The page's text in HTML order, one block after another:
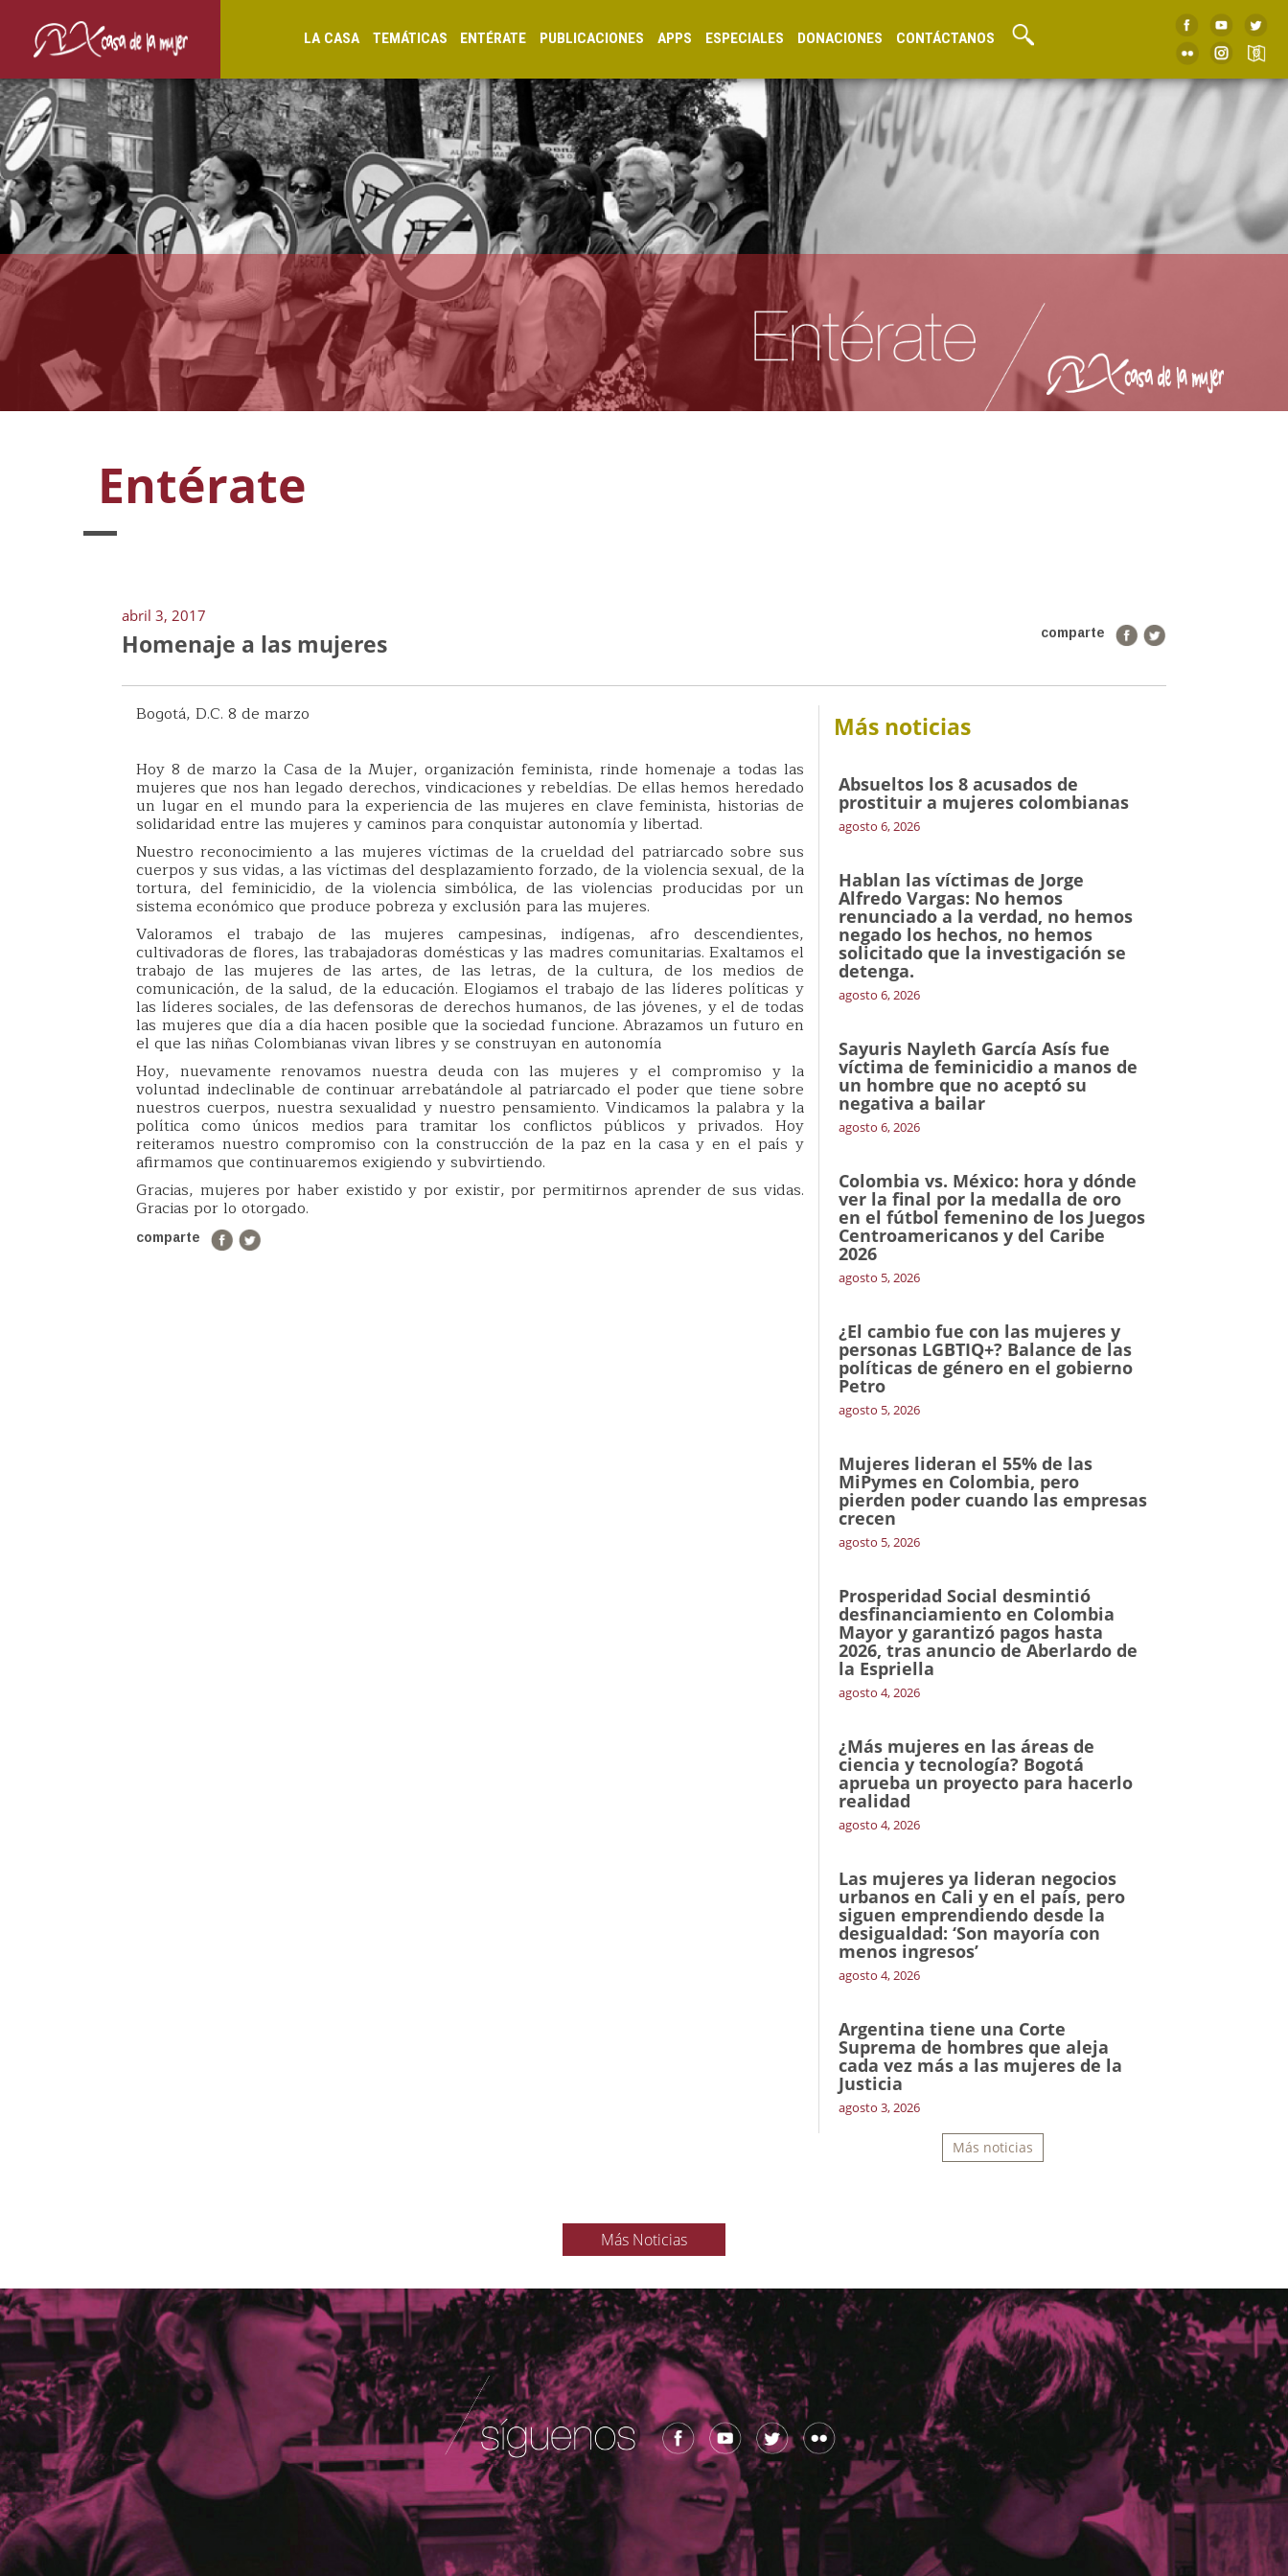
LA CASA TEMÁTICAS ENTÉRATE PUBLICACIONES APPS ESPECIALES DONACIONES CONTÁCTANOS
Entérate
abril 3, 2017
comparte
Homenaje a las mujeres
Bogotá, D.C. 8 de marzo
Hoy 8 de marzo la Casa de la Mujer, organización feminista, rinde homenaje a todas las
mujeres que nos han legado derechos, vindicaciones y rebeldías. De ellas hemos heredado
un lugar en el mundo para la experiencia de las mujeres en clave feminista, historias de
solidaridad entre las mujeres y caminos para conquistar autonomía y libertad.
Nuestro reconocimiento a las mujeres víctimas de la crueldad del patriarcado sobre sus
cuerpos y sus vidas, a las víctimas del desplazamiento forzado, de la violencia sexual, de la
tortura, del feminicidio, de la violencia simbólica, de las violencias producidas por un
sistema económico que produce pobreza y exclusión para las mujeres.
Valoramos el trabajo de las mujeres campesinas, indígenas, afro descendientes,
cultivadoras de flores, las trabajadoras domésticas y las madres comunitarias. Exaltamos el
trabajo de las mujeres de las artes, de las letras, de la cultura, de los medios de
comunicación, de la salud, de la educación. Elogiamos el trabajo de las líderes políticas y
las líderes sociales, de las defensoras de derechos humanos, de las jóvenes, y el de todas
las mujeres que día a día hacen posible que la sociedad funcione. Abrazamos un futuro en
el que las niñas Colombianas vivan libres y se construyan en autonomía
Hoy, nuevamente renovamos nuestra deuda con las mujeres y el compromiso y la
voluntad indeclinable de continuar arrebatándole al patriarcado el poder que tiene sobre
nuestros cuerpos, nuestra sexualidad y nuestro pensamiento. Vindicamos la palabra y la
política como únicos medios para tramitar los conflictos públicos y privados. Hoy
reiteramos nuestro compromiso con la construcción de la paz en la casa y en el país y
afirmamos que continuaremos exigiendo y subvirtiendo.
Gracias, mujeres por haber existido y por existir, por permitirnos aprender de sus vidas.
Gracias por lo otorgado.
comparte
Más noticias
Absueltos los 8 acusados de
prostituir a mujeres colombianas
agosto 6, 2026
Hablan las víctimas de Jorge
Alfredo Vargas: No hemos
renunciado a la verdad, no hemos
negado los hechos, no hemos
solicitado que la investigación se
detenga.
agosto 6, 2026
Sayuris Nayleth García Asís fue
víctima de feminicidio a manos de
un hombre que no aceptó su
negativa a bailar
agosto 6, 2026
Colombia vs. México: hora y dónde
ver la final por la medalla de oro
en el fútbol femenino de los Juegos
Centroamericanos y del Caribe
2026
agosto 5, 2026
¿El cambio fue con las mujeres y
personas LGBTIQ+? Balance de las
políticas de género en el gobierno
Petro
agosto 5, 2026
Mujeres lideran el 55% de las
MiPymes en Colombia, pero
pierden poder cuando las empresas
crecen
agosto 5, 2026
Prosperidad Social desmintió
desfinanciamiento en Colombia
Mayor y garantizó pagos hasta
2026, tras anuncio de Aberlardo de
la Espriella
agosto 4, 2026
¿Más mujeres en las áreas de
ciencia y tecnología? Bogotá
aprueba un proyecto para hacerlo
realidad
agosto 4, 2026
Las mujeres ya lideran negocios
urbanos en Cali y en el país, pero
siguen emprendiendo desde la
desigualdad: ‘Son mayoría con
menos ingresos’
agosto 4, 2026
Argentina tiene una Corte
Suprema de hombres que aleja
cada vez más a las mujeres de la
Justicia
agosto 3, 2026
Más noticias
Más Noticias